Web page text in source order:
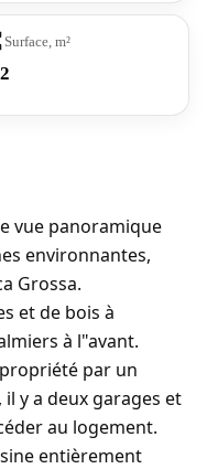
Surface, m²
vue panoramique
environnantes,
Grossa.
et de bois à
à l"avant.
par un
y a deux garages et
au logement.
entièrement